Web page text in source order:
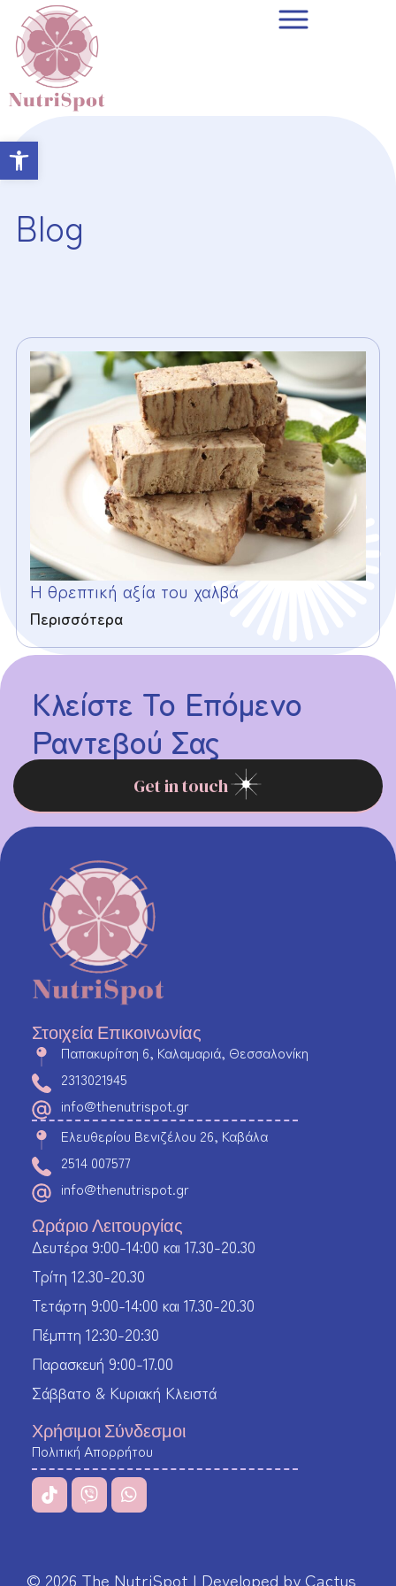
Open toolbar
Blog
Η θρεπτική αξία του χαλβά
Περισσότερα
Κλείστε Το Επόμενο
Ραντεβού Σας
Get in touch
Στοιχεία Επικοινωνίας
Παπακυρίτση 6, Καλαμαριά, Θεσσαλονίκη
2313021945
info@thenutrispot.gr
Ελευθερίου Βενιζέλου 26, Καβάλα
2514 007577
info@thenutrispot.gr
Ωράριο Λειτουργίας
Δευτέρα 9:00-14:00 και 17.30-20.30
Τρίτη 12.30-20.30
Τετάρτη 9:00-14:00 και 17.30-20.30
Πέμπτη 12:30-20:30
Παρασκευή 9:00-17.00
Σάββατο & Κυριακή Κλειστά
Χρήσιμοι Σύνδεσμοι
Πολιτική Απορρήτου
© 2026 The NutriSpot | Developed byCactus